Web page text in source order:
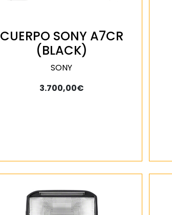
CUERPO SONY A7CR
(BLACK)
SONY
3.700,00€